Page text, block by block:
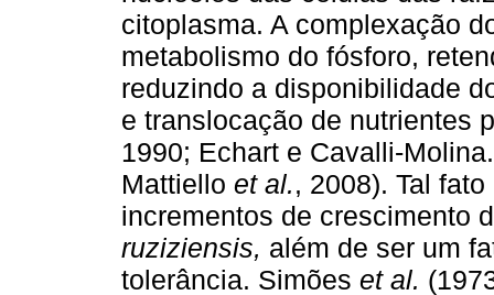
citoplasma. A complexação
metabolismo do fósforo,
reduzindo a disponibilidade
e translocação de nutrientes
1990; Echart e Cavalli-
Mattiello et al., 2008). Tal
incrementos de crescimento
ruziziensis, além de ser um
tolerância. Simões et al.